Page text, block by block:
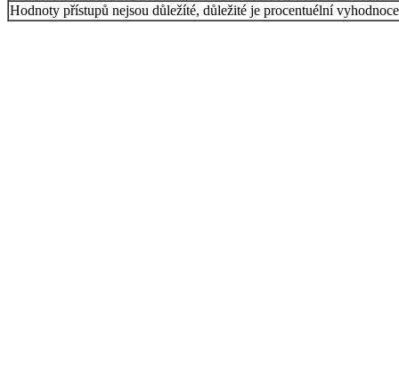
Hodnoty přístupů nejsou důležíté, důležité je procentuélní